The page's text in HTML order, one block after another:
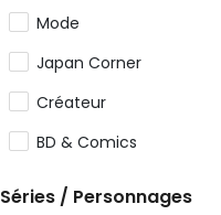
Jouets
Autres produits dérivés
Mode
Japan Corner
Créateur
BD & Comics
Séries / Personnages